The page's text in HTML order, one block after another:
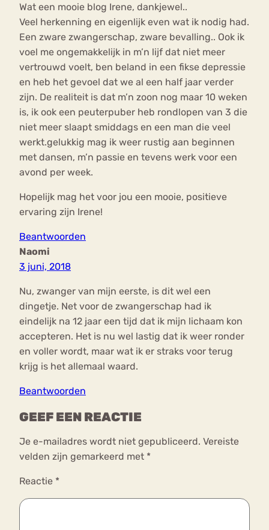
Wat een mooie blog Irene, dankjewel..
Veel herkenning en eigenlijk even wat ik nodig had.
Een zware zwangerschap, zware bevalling.. Ook ik
voel me ongemakkelijk in m’n lijf dat niet meer
vertrouwd voelt, ben beland in een fikse depressie
en heb het gevoel dat we al een half jaar verder
zijn. De realiteit is dat m’n zoon nog maar 10 weken
is, ik ook een peuterpuber heb rondlopen van 3 die
niet meer slaapt smiddags en een man die veel
werkt.gelukkig mag ik weer rustig aan beginnen
met dansen, m’n passie en tevens werk voor een
avond per week.
Hopelijk mag het voor jou een mooie, positieve
ervaring zijn Irene!
Beantwoorden
Naomi
3 juni, 2018
Nu, zwanger van mijn eerste, is dit wel een
dingetje. Net voor de zwangerschap had ik
eindelijk na 12 jaar een tijd dat ik mijn lichaam kon
accepteren. Het is nu wel lastig dat ik weer ronder
en voller wordt, maar wat ik er straks voor terug
krijg is het allemaal waard.
Beantwoorden
GEEF EEN REACTIE
Je e-mailadres wordt niet gepubliceerd. Vereiste
velden zijn gemarkeerd met *
Reactie *